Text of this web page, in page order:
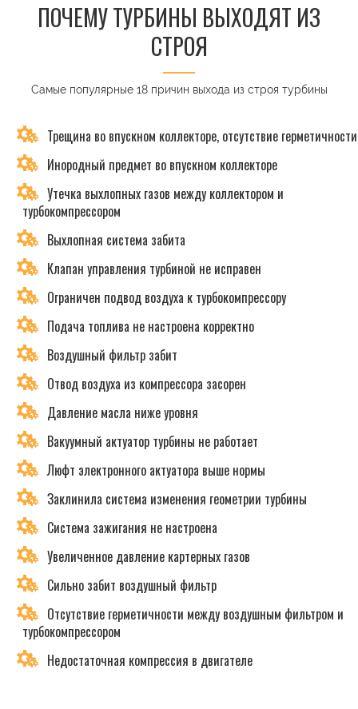
ПОЧЕМУ ТУРБИНЫ ВЫХОДЯТ ИЗ
СТРОЯ
Самые популярные 18 причин выхода из строя турбины
Трещина во впускном коллекторе, отсутствие герметичности
Инородный предмет во впускном коллекторе
Утечка выхлопных газов между коллектором и
турбокомпрессором
Выхлопная система забита
Клапан управления турбиной не исправен
Ограничен подвод воздуха к турбокомпрессору
Подача топлива не настроена корректно
Воздушный фильтр забит
Отвод воздуха из компрессора засорен
Давление масла ниже уровня
Вакуумный актуатор турбины не работает
Люфт электронного актуатора выше нормы
Заклинила система изменения геометрии турбины
Система зажигания не настроена
Увеличенное давление картерных газов
Сильно забит воздушный фильтр
Отсутствие герметичности между воздушным фильтром и
турбокомпрессором
Недостаточная компрессия в двигателе